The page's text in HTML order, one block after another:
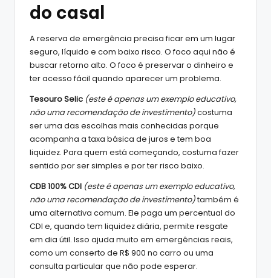
do casal
A reserva de emergência precisa ficar em um lugar
seguro, líquido e com baixo risco. O foco aqui não é
buscar retorno alto. O foco é preservar o dinheiro e
ter acesso fácil quando aparecer um problema.
Tesouro Selic (este é apenas um exemplo educativo,
não uma recomendação de investimento)costuma
ser uma das escolhas mais conhecidas porque
acompanha a taxa básica de juros e tem boa
liquidez. Para quem está começando, costuma fazer
sentido por ser simples e por ter risco baixo.
CDB 100% CDI (este é apenas um exemplo educativo,
não uma recomendação de investimento)também é
uma alternativa comum. Ele paga um percentual do
CDI e, quando tem liquidez diária, permite resgate
em dia útil. Isso ajuda muito em emergências reais,
como um conserto de R$ 900 no carro ou uma
consulta particular que não pode esperar.